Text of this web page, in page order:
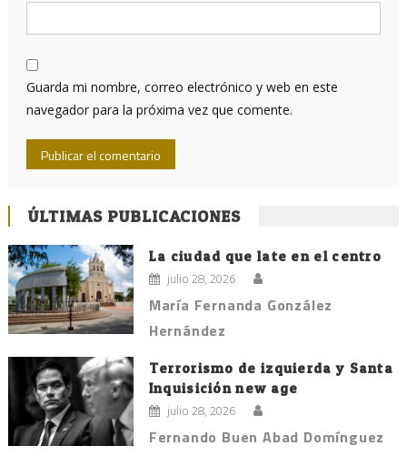
Guarda mi nombre, correo electrónico y web en este
navegador para la próxima vez que comente.
ÚLTIMAS PUBLICACIONES
La ciudad que late en el centro
julio 28, 2026
María Fernanda González
Hernández
Terrorismo de izquierda y Santa
Inquisición new age
julio 28, 2026
Fernando Buen Abad Domínguez